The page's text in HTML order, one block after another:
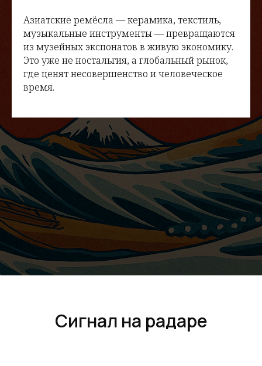
Азиатские ремёсла — керамика, текстиль,
музыкальные инструменты — превращаются
из музейных экспонатов в живую экономику.
Это уже не ностальгия, а глобальный рынок,
где ценят несовершенство и человеческое
время.
Сигнал на радаре